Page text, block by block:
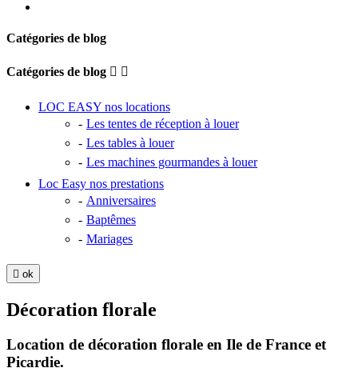
Catégories de blog
Catégories de blog  
LOC EASY nos locations
Les tentes de réception à louer
Les tables à louer
Les machines gourmandes à louer
Loc Easy nos prestations
Anniversaires
Baptêmes
Mariages
 ok
Décoration florale
Location de décoration florale en Ile de France et
Picardie.